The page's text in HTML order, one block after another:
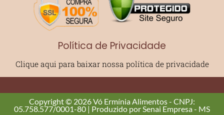
Política de Privacidade
Clique aqui para baixar nossa política de privacidade
Copyright © 2026 Vó Ermínia Alimentos - CNPJ:
05.758.577/0001-80 | Produzido por Senai Empresa - MS